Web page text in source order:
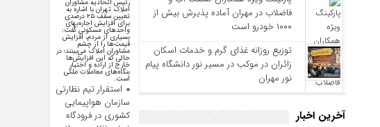
فاضلاب در مهران آماده پذیرش بیش از
۱۰۰۰ خودرو است
توزیع روزانه غذای گرم و خدمات اسکان
زائران در موکب در مسیر نور دانشگاه پیام
نور مهران
آخرین اخبار
رئیس اتحادیه مشاوران
املاک تهران با اشاره به
تعیین سقف ۲۵ درصدی
برای افزایش اجاره‌بهای
واحد‌های مسکونی گفت:
بسیاری از مردم، افزایش
قیمت‌ها را از چشم
مشاوران املاک می‌بینند؛ در
حالی که این افزایش‌ها
خارج از اراده و اختیار
بنگاه‌های معاملات ملکی
است.
استقرار تیم نظارتی
سازمان هواپیمایی
کشوری در فرودگاه